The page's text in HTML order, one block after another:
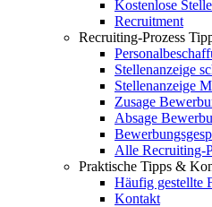
Kostenlose
Recruitment
Recruiting-Prozess
Stellenanzeige
Stellenanzeige
Zusage
Absage
Alle Recruiting-
Praktische Tipps &
Häufig gestellte
Kontakt